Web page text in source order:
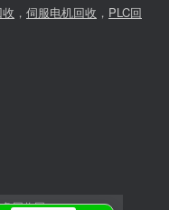
， 伺服电机回收 ， PLC回
回收网© 2026